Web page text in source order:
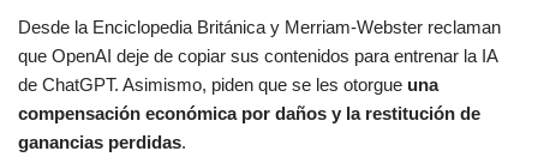
Desde la Enciclopedia Británica y Merriam-Webster reclaman
que OpenAI deje de copiar sus contenidos para entrenar la IA
de ChatGPT. Asimismo, piden que se les otorgue una
compensación económica por daños y la restitución de
ganancias perdidas.